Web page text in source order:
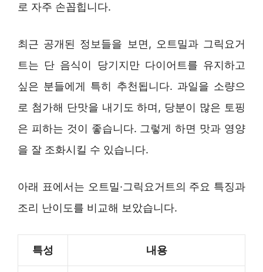
로 자주 손꼽힙니다.
최근 공개된 정보들을 보면, 오트밀과 그릭요거
트는 단 음식이 당기지만 다이어트를 유지하고
싶은 분들에게 특히 추천됩니다. 과일을 소량으
로 첨가해 단맛을 내기도 하며, 당분이 많은 토핑
은 피하는 것이 좋습니다. 그렇게 하면 맛과 영양
을 잘 조화시킬 수 있습니다.
아래 표에서는 오트밀·그릭요거트의 주요 특징과
조리 난이도를 비교해 보았습니다.
특성 내용